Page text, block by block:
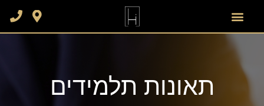
תאונות תלמידים